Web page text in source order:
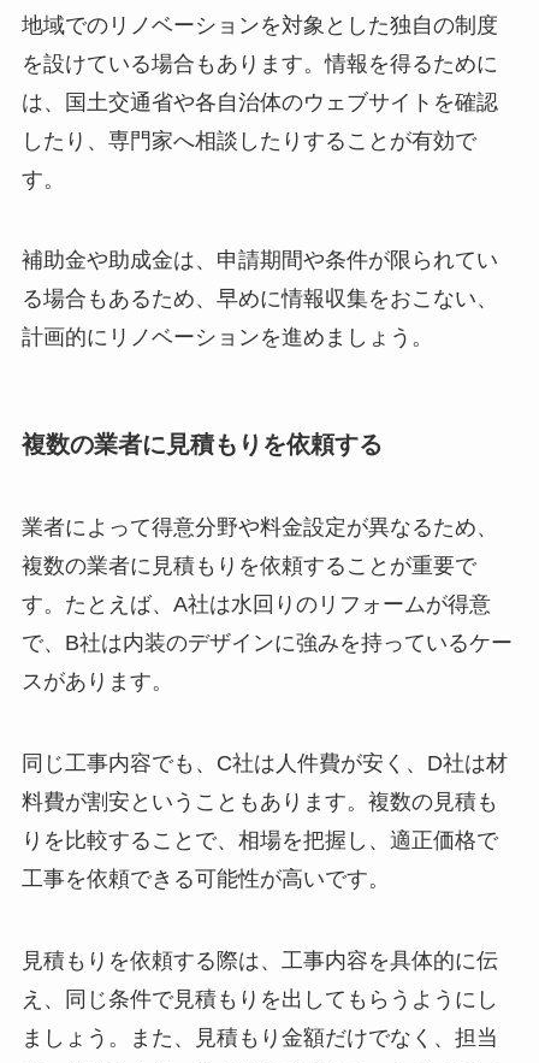
地域でのリノベーションを対象とした独自の制度
を設けている場合もあります。情報を得るために
は、国土交通省や各自治体のウェブサイトを確認
したり、専門家へ相談したりすることが有効で
す。
補助金や助成金は、申請期間や条件が限られてい
る場合もあるため、早めに情報収集をおこない、
計画的にリノベーションを進めましょう。
複数の業者に見積もりを依頼する
業者によって得意分野や料金設定が異なるため、
複数の業者に見積もりを依頼することが重要で
す。たとえば、A社は水回りのリフォームが得意
で、B社は内装のデザインに強みを持っているケー
スがあります。
同じ工事内容でも、C社は人件費が安く、D社は材
料費が割安ということもあります。複数の見積も
りを比較することで、相場を把握し、適正価格で
工事を依頼できる可能性が高いです。
見積もりを依頼する際は、工事内容を具体的に伝
え、同じ条件で見積もりを出してもらうようにし
ましょう。また、見積もり金額だけでなく、担当